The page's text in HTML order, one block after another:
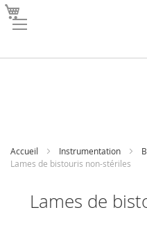
Accueil Instrumentation
Lames de bistouris non-stériles
Lames de